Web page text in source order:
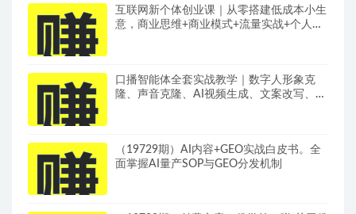
互联网新个体创业课｜从零搭建低成本小生
意，商业思维+商业模式+流量实战+个人成
口播智能体全套实战教学｜数字人形象克
隆、声音克隆、AI视频生成、文案改写、软
（19729期）AI内容+GEO实战白皮书。全
面掌握AI量产SOP与GEO分发机制